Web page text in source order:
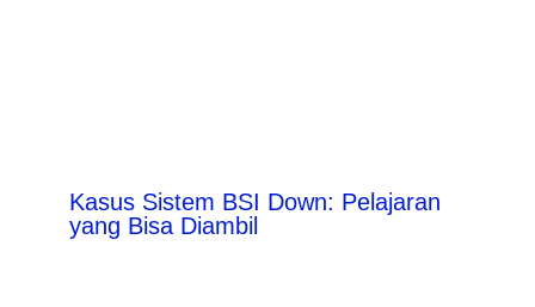
Kasus Sistem BSI Down: Pelajaran
yang Bisa Diambil